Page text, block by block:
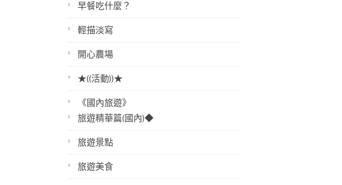
早餐吃什麼？
輕描淡寫
開心農場
★((活動))★
《國內旅遊》
旅遊精華篇(國內)◆
旅遊景點
旅遊美食